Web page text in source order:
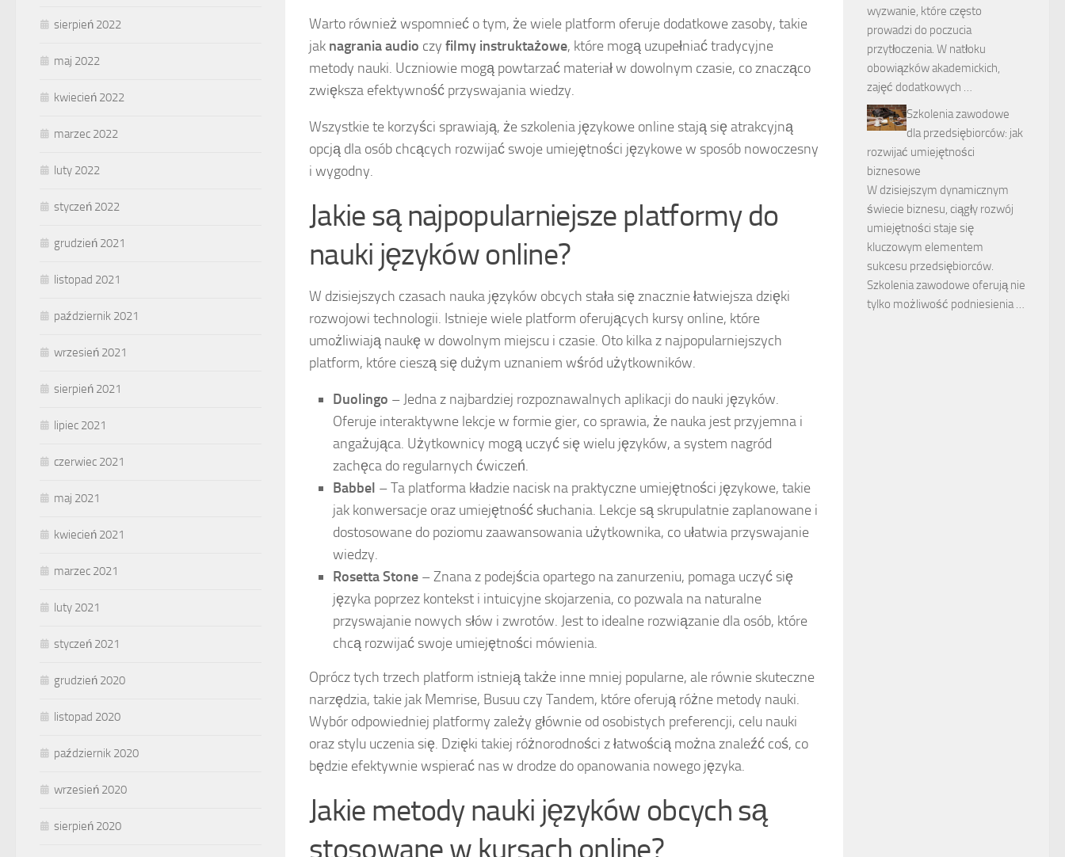
Warto również wspomnieć o tym, że wiele platform oferuje dodatkowe zasoby, takie
jak nagrania audio czy filmy instruktażowe, które mogą uzupełniać tradycyjne
metody nauki. Uczniowie mogą powtarzać materiał w dowolnym czasie, co znacząco
zwiększa efektywność przyswajania wiedzy.
Wszystkie te korzyści sprawiają, że szkolenia językowe online stają się atrakcyjną
opcją dla osób chcących rozwijać swoje umiejętności językowe w sposób nowoczesny
i wygodny.
Jakie są najpopularniejsze platformy do
nauki języków online?
W dzisiejszych czasach nauka języków obcych stała się znacznie łatwiejsza dzięki
rozwojowi technologii. Istnieje wiele platform oferujących kursy online, które
umożliwiają naukę w dowolnym miejscu i czasie. Oto kilka z najpopularniejszych
platform, które cieszą się dużym uznaniem wśród użytkowników.
Duolingo – Jedna z najbardziej rozpoznawalnych aplikacji do nauki języków.
Oferuje interaktywne lekcje w formie gier, co sprawia, że nauka jest przyjemna i
angażująca. Użytkownicy mogą uczyć się wielu języków, a system nagród
zachęca do regularnych ćwiczeń.
Babbel – Ta platforma kładzie nacisk na praktyczne umiejętności językowe, takie
jak konwersacje oraz umiejętność słuchania. Lekcje są skrupulatnie zaplanowane i
dostosowane do poziomu zaawansowania użytkownika, co ułatwia przyswajanie
wiedzy.
Rosetta Stone – Znana z podejścia opartego na zanurzeniu, pomaga uczyć się
języka poprzez kontekst i intuicyjne skojarzenia, co pozwala na naturalne
przyswajanie nowych słów i zwrotów. Jest to idealne rozwiązanie dla osób, które
chcą rozwijać swoje umiejętności mówienia.
Oprócz tych trzech platform istnieją także inne mniej popularne, ale równie skuteczne
narzędzia, takie jak Memrise, Busuu czy Tandem, które oferują różne metody nauki.
Wybór odpowiedniej platformy zależy głównie od osobistych preferencji, celu nauki
oraz stylu uczenia się. Dzięki takiej różnorodności z łatwością można znaleźć coś, co
będzie efektywnie wspierać nas w drodze do opanowania nowego języka.
Jakie metody nauki języków obcych są
stosowane w kursach online?
sierpień 2022
maj 2022
kwiecień 2022
marzec 2022
luty 2022
styczeń 2022
grudzień 2021
listopad 2021
październik 2021
wrzesień 2021
sierpień 2021
lipiec 2021
czerwiec 2021
maj 2021
kwiecień 2021
marzec 2021
luty 2021
styczeń 2021
grudzień 2020
listopad 2020
październik 2020
wrzesień 2020
sierpień 2020
wyzwanie, które często
prowadzi do poczucia
przytłoczenia. W natłoku
obowiązków akademickich,
zajęć dodatkowych …
Szkolenia zawodowe
dla przedsiębiorców: jak
rozwijać umiejętności
biznesowe
W dzisiejszym dynamicznym
świecie biznesu, ciągły rozwój
umiejętności staje się
kluczowym elementem
sukcesu przedsiębiorców.
Szkolenia zawodowe oferują nie
tylko możliwość podniesienia …